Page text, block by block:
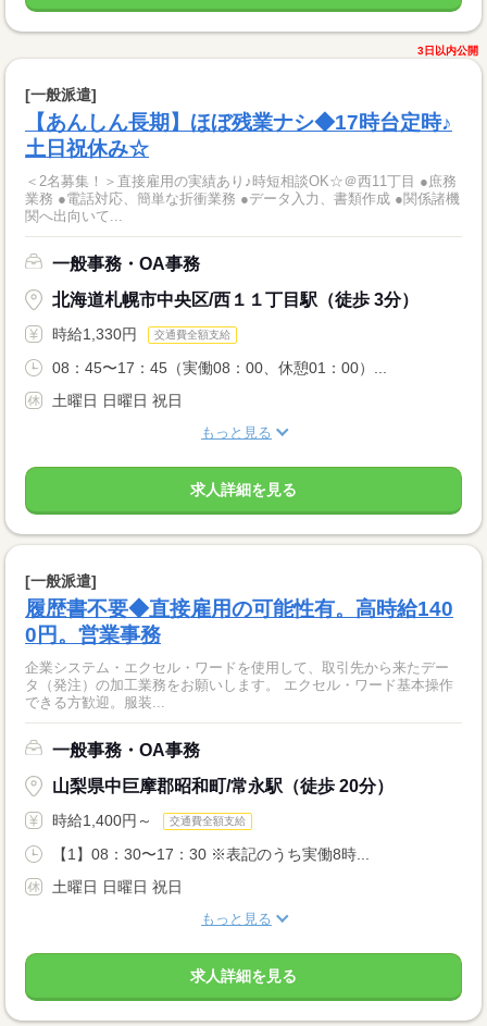
3日以内公開
[一般派遣]
【あんしん長期】ほぼ残業ナシ◆17時台定時♪
土日祝休み☆
＜2名募集！＞直接雇用の実績あり♪時短相談OK☆＠西11丁目 ●庶務
業務 ●電話対応、簡単な折衝業務 ●データ入力、書類作成 ●関係諸機
関へ出向いて...
一般事務・OA事務
北海道札幌市中央区/西１１丁目駅（徒歩 3分）
時給1,330円 交通費全額支給
08：45〜17：45（実働08：00、休憩01：00）...
土曜日 日曜日 祝日
もっと見る
求人詳細を見る
[一般派遣]
履歴書不要◆直接雇用の可能性有。高時給140
0円。営業事務
企業システム・エクセル・ワードを使用して、取引先から来たデー
タ（発注）の加工業務をお願いします。 エクセル・ワード基本操作
できる方歓迎。服装...
一般事務・OA事務
山梨県中巨摩郡昭和町/常永駅（徒歩 20分）
時給1,400円～ 交通費全額支給
【1】08：30〜17：30 ※表記のうち実働8時...
土曜日 日曜日 祝日
もっと見る
求人詳細を見る